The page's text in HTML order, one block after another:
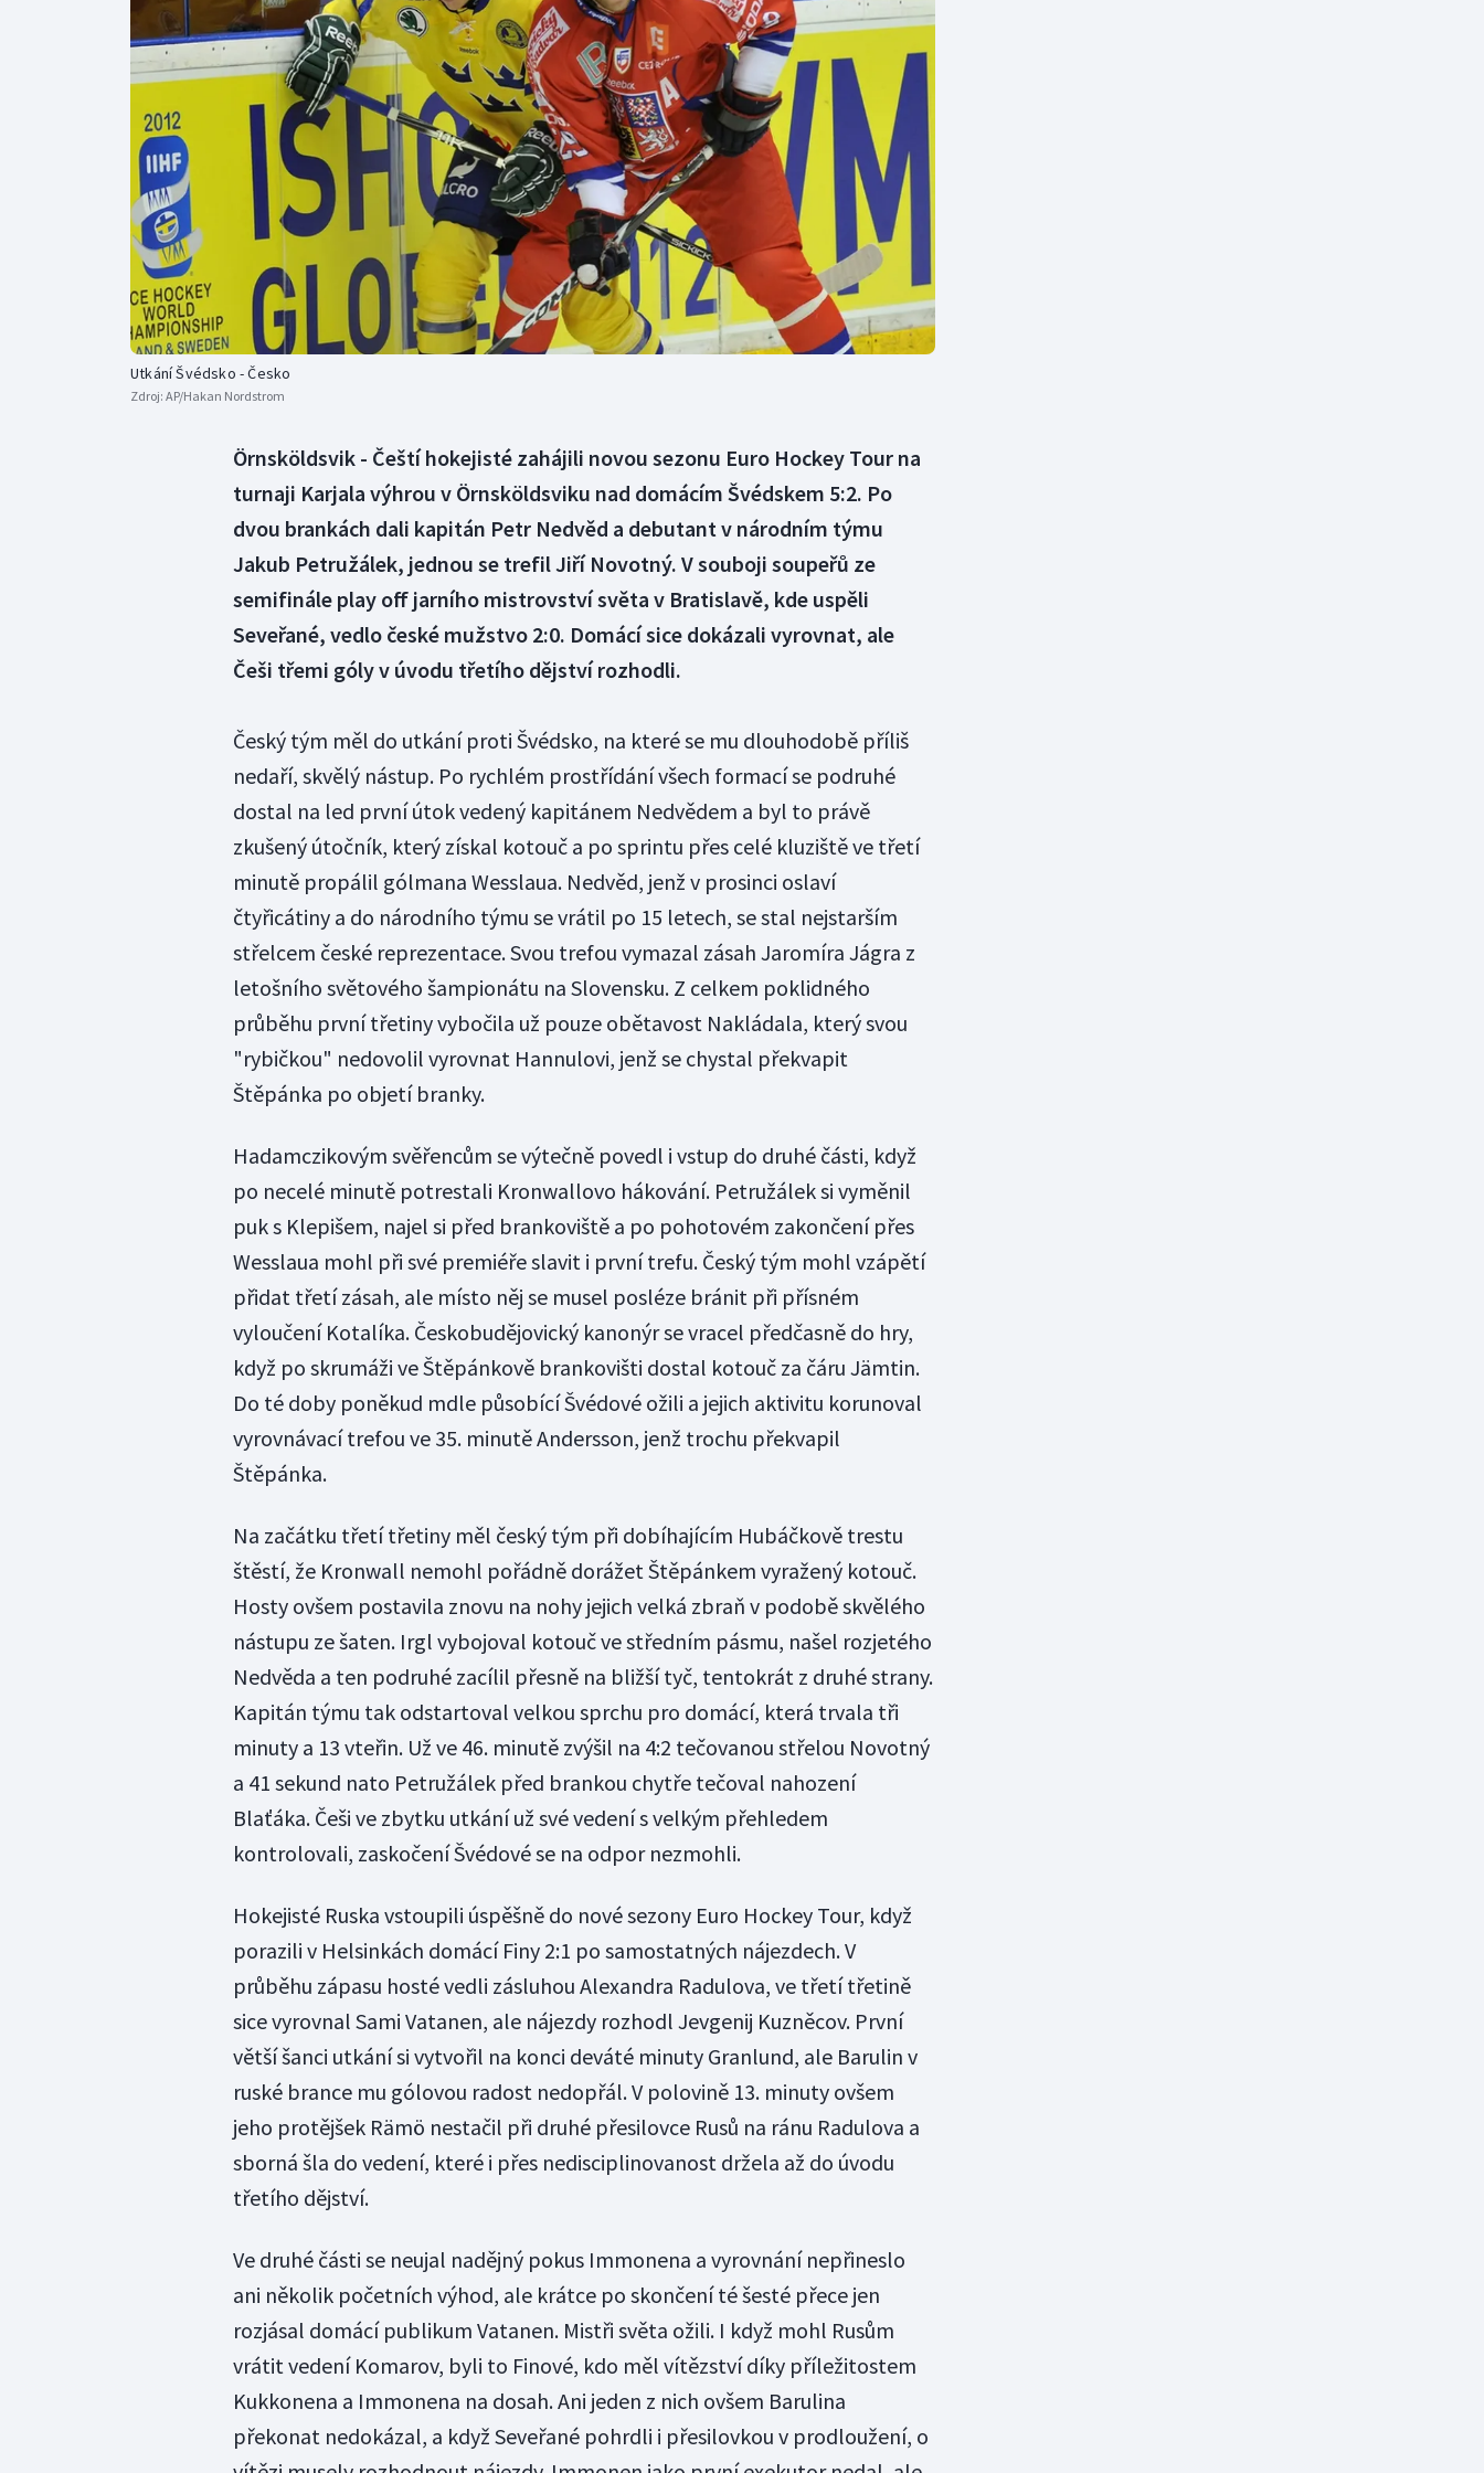
Curling
Dostihy
Florbal
Futsal
Gymnastika
Moderní pětiboj
Motorsport
Olympijské hry
Parasport
Plavání
Plážový volejbal
Triatlon
Veslování
Vodní slalom
Volejbal
Ostatní
Utkání Švédsko - Česko
Zdroj: AP/Hakan Nordstrom
Örnsköldsvik - Čeští hokejisté zahájili novou sezonu Euro Hockey Tour na
turnaji Karjala výhrou v Örnsköldsviku nad domácím Švédskem 5:2. Po
dvou brankách dali kapitán Petr Nedvěd a debutant v národním týmu
Jakub Petružálek, jednou se trefil Jiří Novotný. V souboji soupeřů ze
semifinále play off jarního mistrovství světa v Bratislavě, kde uspěli
Seveřané, vedlo české mužstvo 2:0. Domácí sice dokázali vyrovnat, ale
Češi třemi góly v úvodu třetího dějství rozhodli.
Český tým měl do utkání proti Švédsko, na které se mu dlouhodobě příliš
nedaří, skvělý nástup. Po rychlém prostřídání všech formací se podruhé
dostal na led první útok vedený kapitánem Nedvědem a byl to právě
zkušený útočník, který získal kotouč a po sprintu přes celé kluziště ve třetí
minutě propálil gólmana Wesslaua. Nedvěd, jenž v prosinci oslaví
čtyřicátiny a do národního týmu se vrátil po 15 letech, se stal nejstarším
střelcem české reprezentace. Svou trefou vymazal zásah Jaromíra Jágra z
letošního světového šampionátu na Slovensku. Z celkem poklidného
průběhu první třetiny vybočila už pouze obětavost Nakládala, který svou
"rybičkou" nedovolil vyrovnat Hannulovi, jenž se chystal překvapit
Štěpánka po objetí branky.
Hadamczikovým svěřencům se výtečně povedl i vstup do druhé části, když
po necelé minutě potrestali Kronwallovo hákování. Petružálek si vyměnil
puk s Klepišem, najel si před brankoviště a po pohotovém zakončení přes
Wesslaua mohl při své premiéře slavit i první trefu. Český tým mohl vzápětí
přidat třetí zásah, ale místo něj se musel posléze bránit při přísném
vyloučení Kotalíka. Českobudějovický kanonýr se vracel předčasně do hry,
když po skrumáži ve Štěpánkově brankovišti dostal kotouč za čáru Jämtin.
Do té doby poněkud mdle působící Švédové ožili a jejich aktivitu korunoval
vyrovnávací trefou ve 35. minutě Andersson, jenž trochu překvapil
Štěpánka.
Na začátku třetí třetiny měl český tým při dobíhajícím Hubáčkově trestu
štěstí, že Kronwall nemohl pořádně dorážet Štěpánkem vyražený kotouč.
Hosty ovšem postavila znovu na nohy jejich velká zbraň v podobě skvělého
nástupu ze šaten. Irgl vybojoval kotouč ve středním pásmu, našel rozjetého
Nedvěda a ten podruhé zacílil přesně na bližší tyč, tentokrát z druhé strany.
Kapitán týmu tak odstartoval velkou sprchu pro domácí, která trvala tři
minuty a 13 vteřin. Už ve 46. minutě zvýšil na 4:2 tečovanou střelou Novotný
a 41 sekund nato Petružálek před brankou chytře tečoval nahození
Blaťáka. Češi ve zbytku utkání už své vedení s velkým přehledem
kontrolovali, zaskočení Švédové se na odpor nezmohli.
Hokejisté Ruska vstoupili úspěšně do nové sezony Euro Hockey Tour, když
porazili v Helsinkách domácí Finy 2:1 po samostatných nájezdech. V
průběhu zápasu hosté vedli zásluhou Alexandra Radulova, ve třetí třetině
sice vyrovnal Sami Vatanen, ale nájezdy rozhodl Jevgenij Kuzněcov. První
větší šanci utkání si vytvořil na konci deváté minuty Granlund, ale Barulin v
ruské brance mu gólovou radost nedopřál. V polovině 13. minuty ovšem
jeho protějšek Rämö nestačil při druhé přesilovce Rusů na ránu Radulova a
sborná šla do vedení, které i přes nedisciplinovanost držela až do úvodu
třetího dějství.
Ve druhé části se neujal nadějný pokus Immonena a vyrovnání nepřineslo
ani několik početních výhod, ale krátce po skončení té šesté přece jen
rozjásal domácí publikum Vatanen. Mistři světa ožili. I když mohl Rusům
vrátit vedení Komarov, byli to Finové, kdo měl vítězství díky příležitostem
Kukkonena a Immonena na dosah. Ani jeden z nich ovšem Barulina
překonat nedokázal, a když Seveřané pohrdli i přesilovkou v prodloužení, o